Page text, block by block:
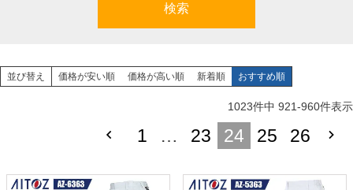
検索
並び替え 価格が安い順 価格が高い順 新着順 おすすめ順
1023件中 921-960件表示
1 … 23 24 25 26